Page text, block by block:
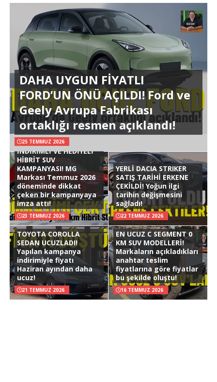
DAHA UYGUN FİYATLI
FORD’UN ÖNÜ AÇILDI! Ford ve
Geely Avrupa Fabrikası
ortaklığı resmen açıklandı!
25 TEMMUZ 2026
İNDİRİMLİ VE HEDİYELİ
HİBRİT SUV
KAMPANYASI! MG
Markası Temmuz 2026
döneminde dikkat
çeken bir kampanyaya
imza attı!
23 TEMMUZ 2026
YERLİ DACIA STRIKER
SATIŞ TARİHİ ERKENE
ÇEKİLDİ! Yoğun ilgi
tarihin değişmesini
sağladı!
22 TEMMUZ 2026
TOYOTA COROLLA
SEDAN UCUZLADI!
Yapılan kampanya
indirimiyle fiyatı
Haziran ayından daha
ucuz!
21 TEMMUZ 2026
EN UCUZ C SEGMENT 0
KM SUV MODELLERİ!
Markaların açıkladıkları
anahtar teslim
fiyatlarına göre fiyatlar
bu şekilde oluştu!
16 TEMMUZ 2026